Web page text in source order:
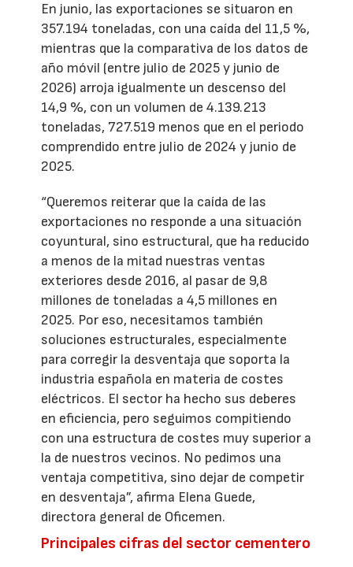
En junio, las exportaciones se situaron en
357.194 toneladas, con una caída del 11,5 %,
mientras que la comparativa de los datos de
año móvil (entre julio de 2025 y junio de
2026) arroja igualmente un descenso del
14,9 %, con un volumen de 4.139.213
toneladas, 727.519 menos que en el periodo
comprendido entre julio de 2024 y junio de
2025.
“Queremos reiterar que la caída de las
exportaciones no responde a una situación
coyuntural, sino estructural, que ha reducido
a menos de la mitad nuestras ventas
exteriores desde 2016, al pasar de 9,8
millones de toneladas a 4,5 millones en
2025. Por eso, necesitamos también
soluciones estructurales, especialmente
para corregir la desventaja que soporta la
industria española en materia de costes
eléctricos. El sector ha hecho sus deberes
en eficiencia, pero seguimos compitiendo
con una estructura de costes muy superior a
la de nuestros vecinos. No pedimos una
ventaja competitiva, sino dejar de competir
en desventaja”, afirma Elena Guede,
directora general de Oficemen.
Principales cifras del sector cementero